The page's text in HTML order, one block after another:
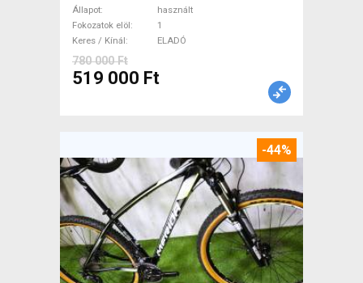
/ CX tárcsafék használt
ELADÓ
Állapot
használt
Fokozatok elöl
1
Keres / Kínál
ELADÓ
780 000 Ft
519 000 Ft
-44%